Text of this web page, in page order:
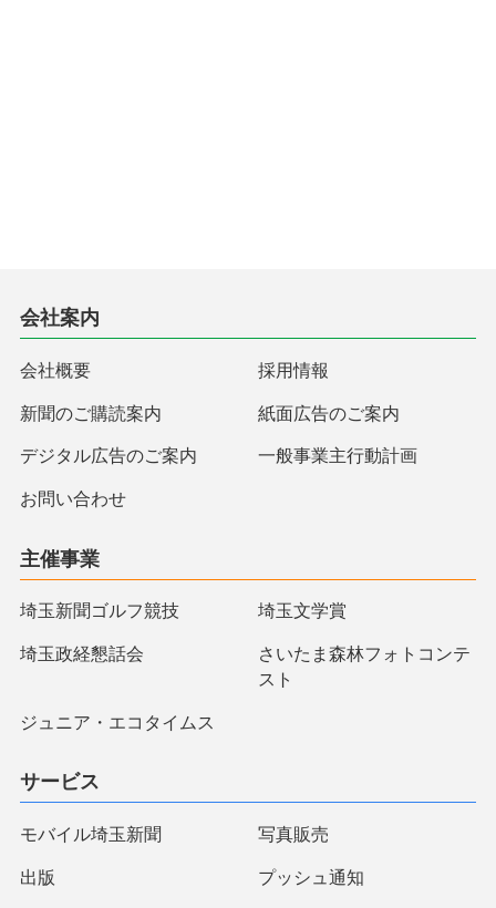
会社案内
会社概要 採用情報
新聞のご購読案内 紙面広告のご案内
デジタル広告のご案内 一般事業主行動計画
お問い合わせ
主催事業
埼玉新聞ゴルフ競技 埼玉文学賞
埼玉政経懇話会
さいたま森林フォトコンテ
スト
ジュニア・エコタイムス
サービス
モバイル埼玉新聞 写真販売
出版 プッシュ通知